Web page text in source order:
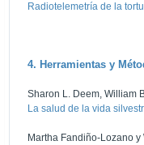
Radiotelemetría de la
4. Herramientas y
Sharon L. Deem, William
La salud de la vida
Martha Fandiño-Lozano